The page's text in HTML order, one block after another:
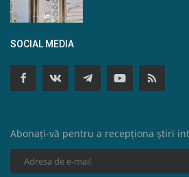
SOCIAL MEDIA
Abonați-vă pentru a recepționa știri